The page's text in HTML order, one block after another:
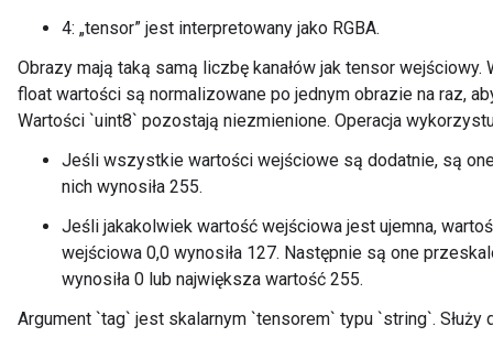
4: „tensor” jest interpretowany jako RGBA.
Obrazy mają taką samą liczbę kanałów jak tensor
float wartości są normalizowane po jednym obrazie na raz,
Wartości `uint8` pozostają niezmienione. Operacja
Jeśli wszystkie wartości wejściowe są dodatnie, są
nich wynosiła 255.
Jeśli jakakolwiek wartość wejściowa jest ujemna,
wejściowa 0,0 wynosiła 127. Następnie są one
wynosiła 0 lub największa wartość 255.
Argument `tag` jest skalarnym `tensorem` typu `string`. Służy